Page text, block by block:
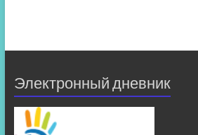
Электронный дневник